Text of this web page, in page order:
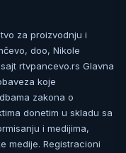
za proizvodnju i
doo, Nikole
rtvpancevo.rs Glavna
koje
zakona o
donetim u skladu sa
i medijima,
medije. Registracioni